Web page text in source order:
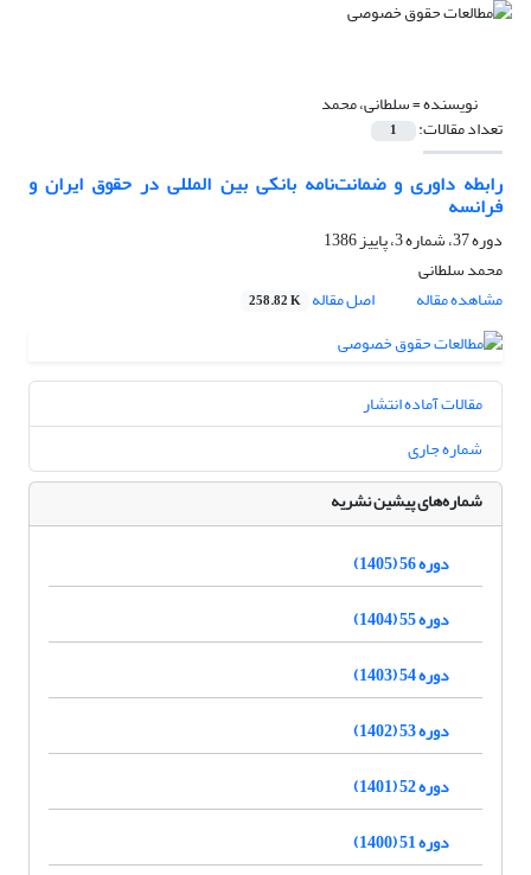
نویسنده =سلطانی، محمد
تعداد مقالات: 1
رابطه داوری و ضمانت‌نامه بانکی بین المللی در حقوق ایران و
فرانسه
دوره 37، شماره 3، پاییز 1386
محمد سلطانی
مشاهده مقاله
اصل مقاله 258.82 K
مقالات آماده انتشار
شماره جاری
شماره‌های پیشین نشریه
دوره 56 (1405)
دوره 55 (1404)
دوره 54 (1403)
دوره 53 (1402)
دوره 52 (1401)
دوره 51 (1400)